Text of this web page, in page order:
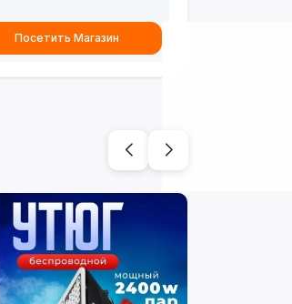
Посетить Магазин